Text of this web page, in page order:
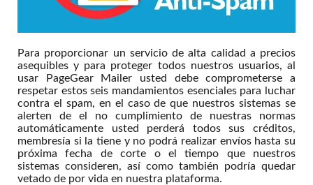
Para proporcionar un servicio de alta calidad a precios
asequibles y para proteger todos nuestros usuarios, al
usar PageGear Mailer usted debe comprometerse a
respetar estos seis mandamientos esenciales para luchar
contra el spam, en el caso de que nuestros sistemas se
alerten de el no cumplimiento de nuestras normas
automáticamente usted perderá todos sus créditos,
membresía si la tiene y no podrá realizar envíos hasta su
próxima fecha de corte o el tiempo que nuestros
sistemas consideren, así como también podría quedar
vetado de por vida en nuestra plataforma.